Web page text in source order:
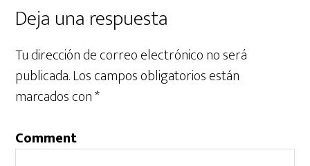
Deja una respuesta
Tu dirección de correo electrónico no será
publicada.Los campos obligatorios están
marcados con*
Comment